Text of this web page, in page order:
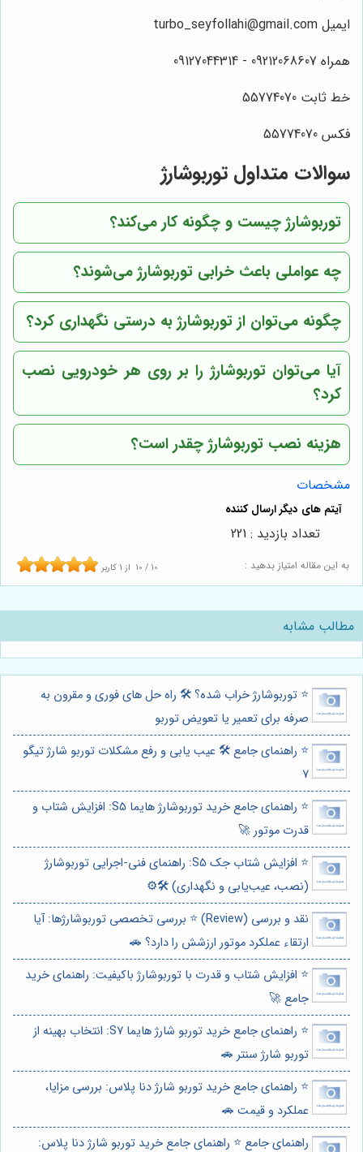
ایمیل turbo_seyfollahi@gmail.com
همراه 09212068607 - 09127044314
خط ثابت 55774070
فکس 55774070
سوالات متداول توربوشارژ
توربوشارژ چیست و چگونه کار می‌کند؟
چه عواملی باعث خرابی توربوشارژ می‌شوند؟
چگونه می‌توان از توربوشارژ به درستی نگهداری کرد؟
آیا می‌توان توربوشارژ را بر روی هر خودرویی نصب
کرد؟
هزینه نصب توربوشارژ چقدر است؟
مشخصات
به این مقاله امتیاز بدهید : 10 / 10 از 1 کاربر
تعداد بازدید : 221
مطالب مشابه
⭐️ توربوشارژ خراب شده؟ 🛠️ راه حل های فوری و مقرون به
صرفه برای تعمیر یا تعویض توربو
⭐️ راهنمای جامع 🛠️ عیب یابی و رفع مشکلات توربو شارژ تیگو
7
⭐️ راهنمای جامع خرید توربوشارژ هایما S5: افزایش شتاب و
قدرت موتور 🚀
⭐️ افزایش شتاب جک S5: راهنمای فنی-اجرایی توربوشارژ
(نصب، عیب‌یابی و نگهداری) 🛠️⚙️
نقد و بررسی (Review) ⭐️ بررسی تخصصی توربوشارژها: آیا
ارتقاء عملکرد موتور ارزشش را دارد؟ 🚗
⭐️ افزایش شتاب و قدرت با توربوشارژ باکیفیت: راهنمای خرید
جامع 🚀
⭐️ راهنمای جامع خرید توربو شارژ هایما S7: انتخاب بهینه از
توربو شارژ سنتر 🚗
⭐️ راهنمای جامع خرید توربو شارژ دنا پلاس: بررسی مزایا،
عملکرد و قیمت 🚗
راهنمای جامع ⭐️ راهنمای جامع خرید توربو شارژ دنا پلاس: